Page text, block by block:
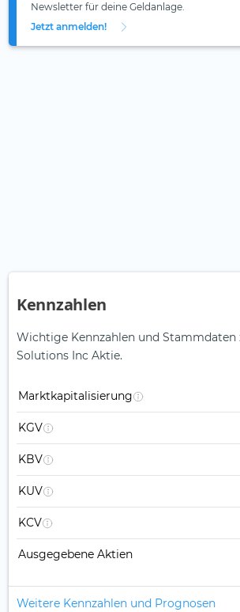
Newsletter für deine Geldanlage.
Jetzt anmelden!
Kennzahlen
Wichtige Kennzahlen und Stammdaten
Solutions Inc Aktie.
Marktkapitalisierung
KGV
KBV
KUV
KCV
Ausgegebene Aktien
Weitere Kennzahlen und Prognosen